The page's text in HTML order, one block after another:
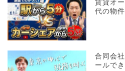
賃貸オ
代の物
合同会
ールで